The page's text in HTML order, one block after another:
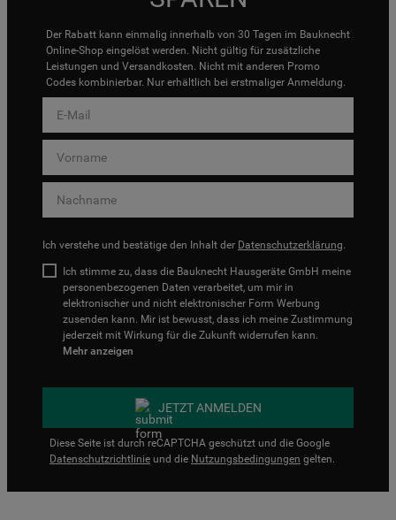
Der Rabatt kann einmalig innerhalb von 30 Tagen im Bauknecht
Online-Shop eingelöst werden. Nicht gültig für zusätzliche
Leistungen und Versandkosten. Nicht mit anderen Promo
Codes kombinierbar. Nur erhältlich bei erstmaliger Anmeldung.
Ich verstehe und bestätige den Inhalt der Datenschutzerklärung.
Ich stimme zu, dass die Bauknecht Hausgeräte GmbH meine
personenbezogenen Daten verarbeitet, um mir in
elektronischer und nicht elektronischer Form Werbung
zusenden kann. Mir ist bewusst, dass ich meine Zustimmung
jederzeit mit Wirkung für die Zukunft widerrufen kann.
Mehr anzeigen
JETZT ANMELDEN
Diese Seite ist durch reCAPTCHA geschützt und die Google
Datenschutzrichtlinie und die Nutzungsbedingungen gelten.